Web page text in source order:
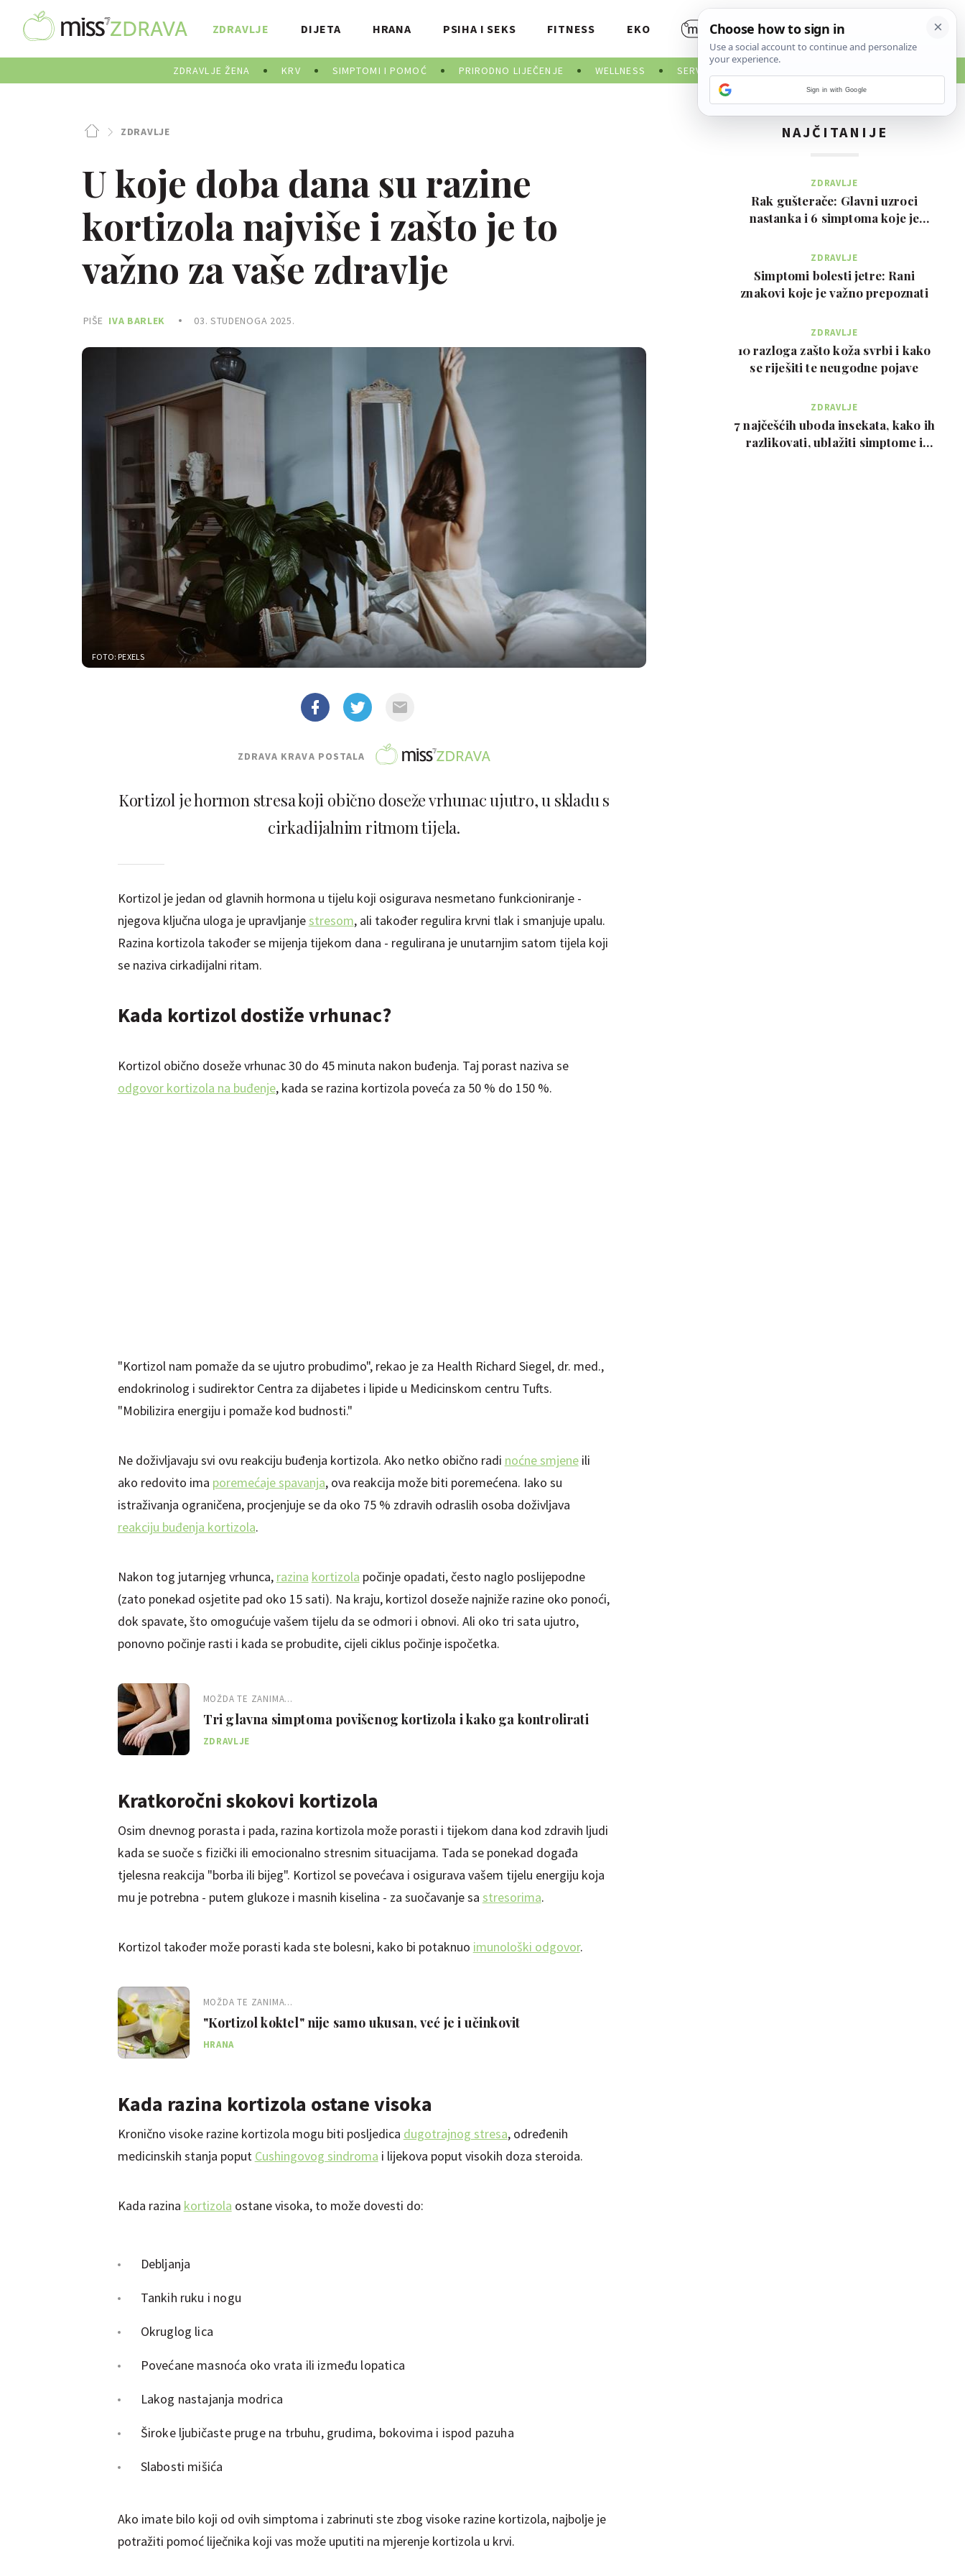
ZDRAVLJE
ZDRAVLJE ŽENA KRV SIMPTOMI I POMOĆ PRIRODNO LIJEČENJE WELLNESS SERVISNE INFORMACIJE
DIJETA HRANA PSIHA I SEKS FITNESS EKO
ZDRAVLJE
U koje doba dana su razine
kortizola najviše i zašto je to
važno za vaše zdravlje
PIŠE IVA BARLEK 03. STUDENOGA 2025.
FOTO: PEXELS
ZDRAVA KRAVA POSTALA
Kortizol je hormon stresa koji obično doseže vrhunac ujutro, u skladu s
cirkadijalnim ritmom tijela.
Kortizol je jedan od glavnih hormona u tijelu koji osigurava nesmetano funkcioniranje -
njegova ključna uloga je upravljanjestresom, ali također regulira krvni tlak i smanjuje upalu.
Razina kortizola također se mijenja tijekom dana - regulirana je unutarnjim satom tijela koji
se naziva cirkadijalni ritam.
Kada kortizol dostiže vrhunac?
Kortizol obično doseže vrhunac 30 do 45 minuta nakon buđenja. Taj porast naziva se
odgovor kortizola na buđenje, kada se razina kortizola poveća za 50 % do 150 %.
"Kortizol nam pomaže da se ujutro probudimo", rekao je za Health Richard Siegel, dr. med.,
endokrinolog i sudirektor Centra za dijabetes i lipide u Medicinskom centru Tufts.
"Mobilizira energiju i pomaže kod budnosti."
Ne doživljavaju svi ovu reakciju buđenja kortizola. Ako netko obično radi noćne smjeneili
ako redovito ima poremećaje spavanja, ova reakcija može biti poremećena. Iako su
istraživanja ograničena, procjenjuje se da oko 75 % zdravih odraslih osoba doživljava
reakciju buđenja kortizola.
Nakon tog jutarnjeg vrhunca, razina kortizola počinje opadati, često naglo poslijepodne
(zato ponekad osjetite pad oko 15 sati). Na kraju, kortizol doseže najniže razine oko ponoći,
dok spavate, što omogućuje vašem tijelu da se odmori i obnovi. Ali oko tri sata ujutro,
ponovno počinje rasti i kada se probudite, cijeli ciklus počinje ispočetka.
MOŽDA TE ZANIMA...
Tri glavna simptoma povišenog kortizola i kako ga kontrolirati
ZDRAVLJE
Kratkoročni skokovi kortizola
Osim dnevnog porasta i pada, razina kortizola može porasti i tijekom dana kod zdravih ljudi
kada se suoče s fizički ili emocionalno stresnim situacijama. Tada se ponekad događa
tjelesna reakcija "borba ili bijeg". Kortizol se povećava i osigurava vašem tijelu energiju koja
mu je potrebna - putem glukoze i masnih kiselina - za suočavanje sa stresorima.
Kortizol također može porasti kada ste bolesni, kako bi potaknuo imunološki odgovor.
MOŽDA TE ZANIMA...
"Kortizol koktel" nije samo ukusan, već je i učinkovit
HRANA
Kada razina kortizola ostane visoka
Kronično visoke razine kortizola mogu biti posljedica dugotrajnog stresa, određenih
medicinskih stanja poput Cushingovog sindroma i lijekova poput visokih doza steroida.
Kada razina kortizola ostane visoka, to može dovesti do:
Debljanja
Tankih ruku i nogu
Okruglog lica
Povećane masnoća oko vrata ili između lopatica
Lakog nastajanja modrica
Široke ljubičaste pruge na trbuhu, grudima, bokovima i ispod pazuha
Slabosti mišića
Ako imate bilo koji od ovih simptoma i zabrinuti ste zbog visoke razine kortizola, najbolje je
potražiti pomoć liječnika koji vas može uputiti na mjerenje kortizola u krvi.
NAJČITANIJE
ZDRAVLJE
Rak gušterače: Glavni uzroci
nastanka i 6 simptoma koje je
ZDRAVLJE
Simptomi bolesti jetre: Rani
znakovi koje je važno prepoznati
ZDRAVLJE
10 razloga zašto koža svrbi i kako
se riješiti te neugodne pojave
ZDRAVLJE
7 najčešćih uboda insekata, kako ih
razlikovati, ublažiti simptome i
Sign in with Google